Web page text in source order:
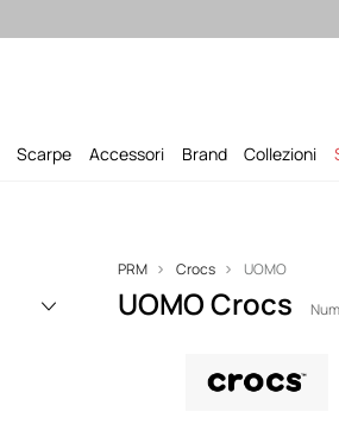
Scarpe Accessori Brand Collezioni
PRM Crocs UOMO
UOMO Crocs